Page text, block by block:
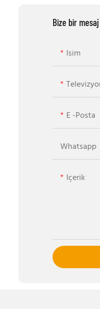
Bize bir
Isim
E -posta
Whatsapp
Içerik